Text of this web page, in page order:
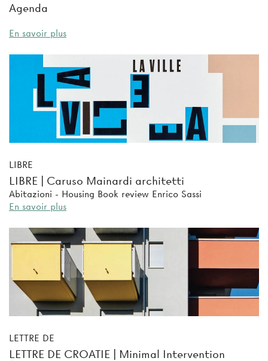
Agenda
En savoir plus
LIBRE
LIBRE | Caruso Mainardi architetti
Abitazioni - Housing Book review Enrico Sassi
En savoir plus
LETTRE DE
LETTRE DE CROATIE | Minimal Intervention